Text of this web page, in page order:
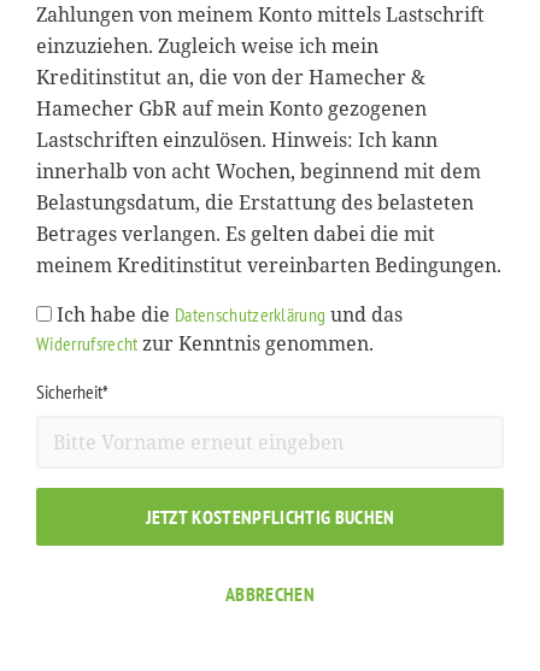
Zahlungen von meinem Konto mittels Lastschrift
einzuziehen. Zugleich weise ich mein
Kreditinstitut an, die von der Hamecher &
Hamecher GbR auf mein Konto gezogenen
Lastschriften einzulösen. Hinweis: Ich kann
innerhalb von acht Wochen, beginnend mit dem
Belastungsdatum, die Erstattung des belasteten
Betrages verlangen. Es gelten dabei die mit
meinem Kreditinstitut vereinbarten Bedingungen.
Ich habe die Datenschutzerklärung und das
Widerrufsrechtzur Kenntnis genommen.
Sicherheit*
JETZT KOSTENPFLICHTIG BUCHEN
ABBRECHEN